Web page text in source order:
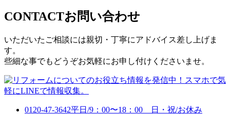
CONTACTお問い合わせ
いただいたご相談には親切・丁寧にアドバイス差し上げま
す。
些細な事でもどうぞお気軽にお申し付けくださいませ。
0120-47-3642平日/9：00〜18：00 日・祝/お休み